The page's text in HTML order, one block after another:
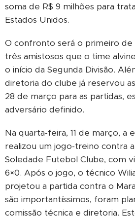
soma de R$ 9 milhões para
Estados Unidos.
O confronto será o primeiro de
três amistosos que o time
o início da Segunda Divisão.
diretoria do clube já reservou
28 de março para as partidas,
adversário definido.
Na quarta-feira, 11 de março, a
realizou um jogo-treino contra
Soledade Futebol Clube, com
6×0. Após o jogo, o técnico
projetou a partida contra o
são importantíssimos, foram
comissão técnica e diretoria.